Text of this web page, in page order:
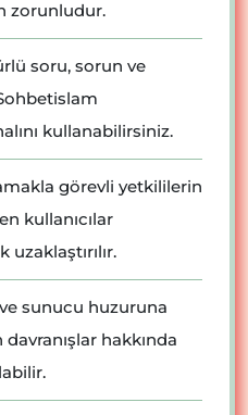
zorunludur.
soru, sorun ve
kullanabilirsiniz.
görevli yetkililerin
kullanıcılar
sunucu huzuruna
davranışlar hakkında